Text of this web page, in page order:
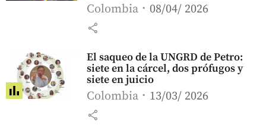
Colombia 08/04/ 2026
share
El saqueo de la UNGRD de Petro:
siete en la cárcel, dos prófugos y
siete en juicio
Colombia 13/03/ 2026
share